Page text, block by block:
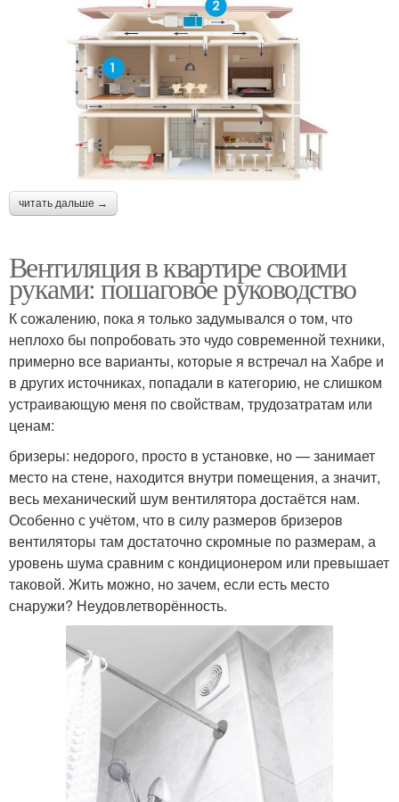
читать дальше →
Вентиляция в квартире своими
руками: пошаговое руководство
К сожалению, пока я только задумывался о том, что
неплохо бы попробовать это чудо современной техники,
примерно все варианты, которые я встречал на Хабре и
в других источниках, попадали в категорию, не слишком
устраивающую меня по свойствам, трудозатратам или
ценам:
бризеры: недорого, просто в установке, но — занимает
место на стене, находится внутри помещения, а значит,
весь механический шум вентилятора достаётся нам.
Особенно с учётом, что в силу размеров бризеров
вентиляторы там достаточно скромные по размерам, а
уровень шума сравним с кондиционером или превышает
таковой. Жить можно, но зачем, если есть место
снаружи? Неудовлетворённость.